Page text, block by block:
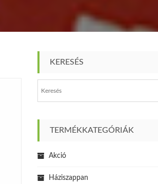
KERESÉS
TERMÉKKATEGÓRIÁK
Akció
Háziszappan